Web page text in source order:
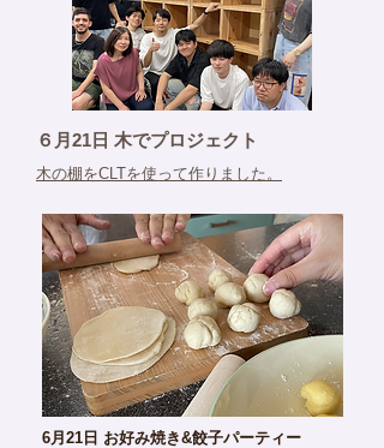
６月21日 木でプロジェクト
木の棚をCLTを使って作りました。
6月21日 お好み焼き&餃子パーティー